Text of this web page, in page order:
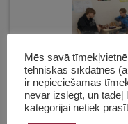
Mēs savā
tehniskās sīkdatnes
ir nepieciešamas
nevar izslēgt, un tādēļ
kategorijai netiek